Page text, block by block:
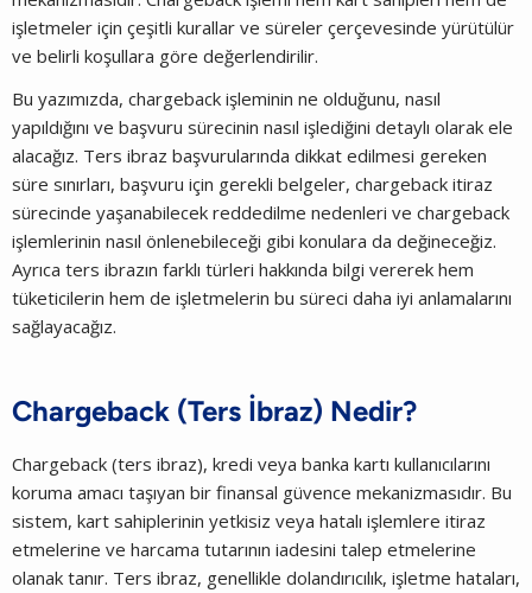
işletmeler için çeşitli kurallar ve süreler çerçevesinde yürütülür
ve belirli koşullara göre değerlendirilir.
Bu yazımızda, chargeback işleminin ne olduğunu, nasıl
yapıldığını ve başvuru sürecinin nasıl işlediğini detaylı olarak ele
alacağız. Ters ibraz başvurularında dikkat edilmesi gereken
süre sınırları, başvuru için gerekli belgeler, chargeback itiraz
sürecinde yaşanabilecek reddedilme nedenleri ve chargeback
işlemlerinin nasıl önlenebileceği gibi konulara da değineceğiz.
Ayrıca ters ibrazın farklı türleri hakkında bilgi vererek hem
tüketicilerin hem de işletmelerin bu süreci daha iyi anlamalarını
sağlayacağız.
Chargeback (Ters İbraz) Nedir?
Chargeback (ters ibraz), kredi veya banka kartı kullanıcılarını
koruma amacı taşıyan bir finansal güvence mekanizmasıdır. Bu
sistem, kart sahiplerinin yetkisiz veya hatalı işlemlere itiraz
etmelerine ve harcama tutarının iadesini talep etmelerine
olanak tanır. Ters ibraz, genellikle dolandırıcılık, işletme hataları,